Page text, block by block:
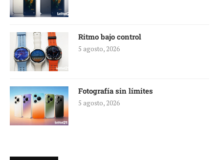
Ritmo bajo control
5 agosto, 2026
Fotografía sin límites
5 agosto, 2026